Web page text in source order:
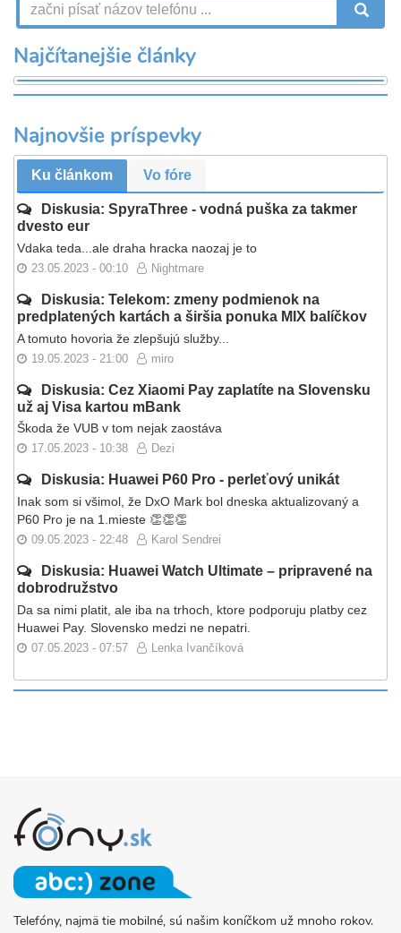
Najčítanejšie články
Najnovšie príspevky
Ku článkom Vo fóre
Diskusia: SpyraThree - vodná puška za takmer
dvesto eur
Vdaka teda...ale draha hracka naozaj je to
23.05.2023 - 00:10 Nightmare
Diskusia: Telekom: zmeny podmienok na
predplatených kartách a širšia ponuka MIX balíčkov
A tomuto hovoria že zlepšujú služby...
19.05.2023 - 21:00 miro
Diskusia: Cez Xiaomi Pay zaplatíte na Slovensku
už aj Visa kartou mBank
Škoda že VUB v tom nejak zaostáva
17.05.2023 - 10:38 Dezi
Diskusia: Huawei P60 Pro - perleťový unikát
Inak som si všimol, že DxO Mark bol dneska aktualizovaný a
P60 Pro je na 1.mieste 👏👏👏
09.05.2023 - 22:48 Karol Sendrei
Diskusia: Huawei Watch Ultimate – pripravené na
dobrodružstvo
Da sa nimi platit, ale iba na trhoch, ktore podporuju platby cez
Huawei Pay. Slovensko medzi ne nepatri.
07.05.2023 - 07:57 Lenka Ivančíková
Telefóny, najmä tie mobilné, sú našim koníčkom už mnoho rokov.